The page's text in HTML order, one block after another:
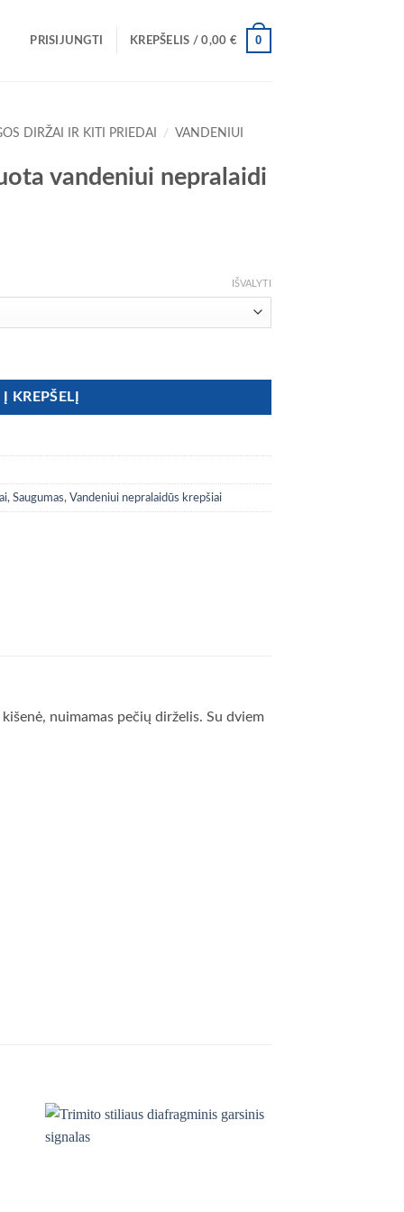
PRISIJUNGTI KREPŠELIS /0,00 € 0
DIRŽAI IR KITI PRIEDAI /
VANDENIUI
vandeniui nepralaidi
IŠVALYTI
vandeniui nepralaidi kuprinė
Į KREPŠELĮ
, Saugumas, Vandeniui nepralaidūs krepšiai
nuimamas pečių dirželis. Su dviem